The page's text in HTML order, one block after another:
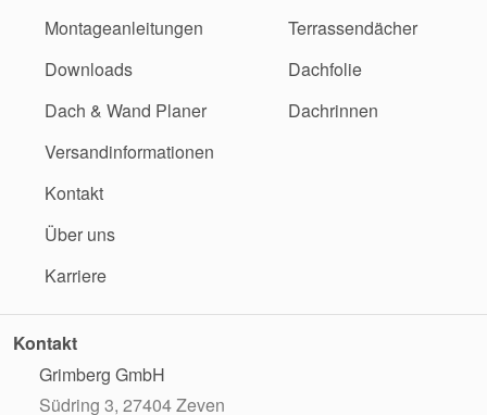
Montageanleitungen
Downloads
Dach & Wand Planer
Versandinformationen
Kontakt
Über uns
Karriere
Terrassendächer
Dachfolie
Dachrinnen
Kontakt
Grimberg GmbH
Südring 3, 27404 Zeven